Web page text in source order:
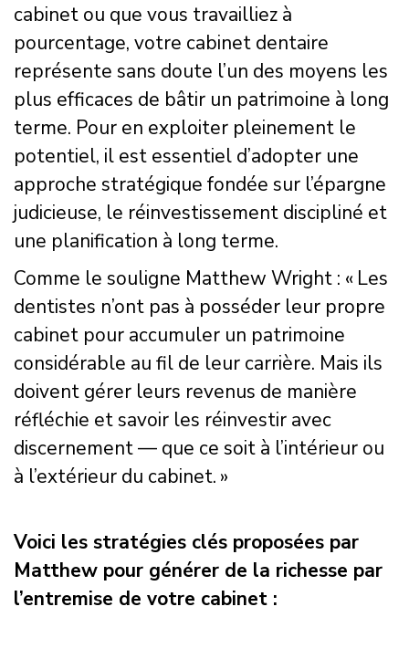
cabinet ou que vous travailliez à
pourcentage, votre cabinet dentaire
représente sans doute l’un des moyens les
plus efficaces de bâtir un patrimoine à long
terme. Pour en exploiter pleinement le
potentiel, il est essentiel d’adopter une
approche stratégique fondée sur l’épargne
judicieuse, le réinvestissement discipliné et
une planification à long terme.
Comme le souligne Matthew Wright : « Les
dentistes n’ont pas à posséder leur propre
cabinet pour accumuler un patrimoine
considérable au fil de leur carrière. Mais ils
doivent gérer leurs revenus de manière
réfléchie et savoir les réinvestir avec
discernement — que ce soit à l’intérieur ou
à l’extérieur du cabinet. »
Voici les stratégies clés proposées par
Matthew pour générer de la richesse par
l’entremise de votre cabinet :